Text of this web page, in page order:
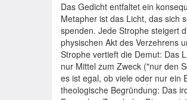
Das Gedicht entfaltet ein
Metapher ist das Licht, das sich
spenden. Jede Strophe steigert
physischen Akt des Verzehrens
Strophe vertieft die Demut: Das
nur Mittel zum Zweck ("nur den
es ist egal, ob viele oder nur ein
theologische Begründung: Das